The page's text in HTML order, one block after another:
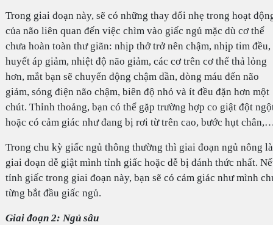
Trong giai đoạn này, sẽ có những thay đổi nhẹ trong hoạt
của não liên quan đến việc chìm vào giấc ngủ mặc dù cơ thể
chưa hoàn toàn thư giãn: nhịp thở trở nên chậm, nhịp tim đều,
huyết áp giảm, nhiệt độ não giảm, các cơ trên cơ thể thả lỏng
hơn, mắt bạn sẽ chuyển động chậm dần, dòng máu đến não
giảm, sóng điện não chậm, biên độ nhỏ và ít đều đặn hơn một
chút. Thỉnh thoảng, bạn có thể gặp trường hợp co giật đột
hoặc có cảm giác như đang bị rơi từ trên cao, bước hụt
Trong chu kỳ giấc ngủ thông thường thì giai đoạn ngủ nông là
giai đoạn dễ giật mình tỉnh giấc hoặc dễ bị đánh thức nhất.
tỉnh giấc trong giai đoạn này, bạn sẽ có cảm giác như mình
từng bắt đầu giấc ngủ.
Giai đoạn 2: Ngủ sâu